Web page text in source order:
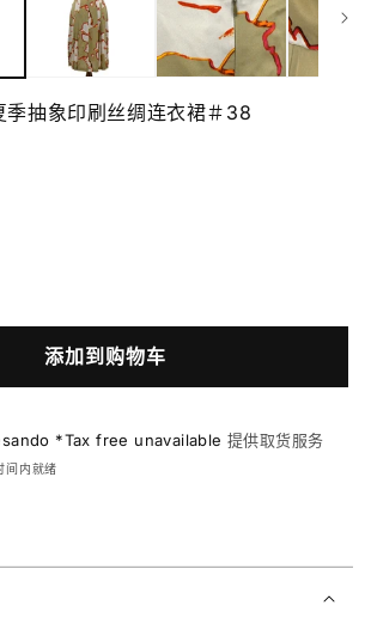
抽象印刷丝绸连衣裙＃38
添加到购物车
*Tax free unavailable 提供取货服务
间内就绪